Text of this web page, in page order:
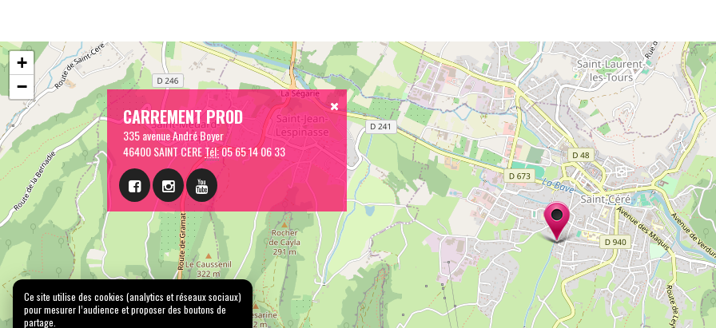
CARREMENT PROD
335 avenue André Boyer
46400 SAINT CERETél:05 65 14 06 33
+
−
Ce site utilise des cookies (analytics et réseaux sociaux)
pour mesurer l’audience et proposer des boutons de
partage.